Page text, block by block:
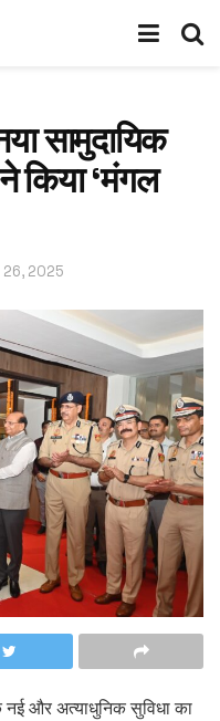
सामुदायिक
किया ‘मंगल
2025
नई और अत्याधुनिक सुविधा का